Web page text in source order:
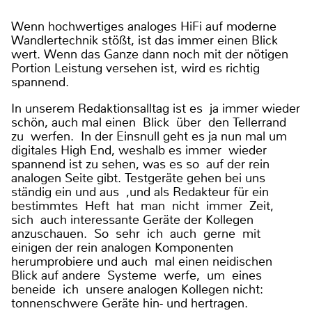
Wenn hochwertiges analoges HiFi auf moderne
Wandlertechnik stößt, ist das immer einen Blick
wert. Wenn das Ganze dann noch mit der nötigen
Portion Leistung versehen ist, wird es richtig
spannend.
In unserem Redaktionsalltag ist es ja immer wieder
schön, auch mal einen Blick über den Tellerrand
zu werfen. In der Einsnull geht es ja nun mal um
digitales High End, weshalb es immer wieder
spannend ist zu sehen, was es so auf der rein
analogen Seite gibt. Testgeräte gehen bei uns
ständig ein und aus ,und als Redakteur für ein
bestimmtes Heft hat man nicht immer Zeit,
sich auch interessante Geräte der Kollegen
anzuschauen. So sehr ich auch gerne mit
einigen der rein analogen Komponenten
herumprobiere und auch mal einen neidischen
Blick auf andere Systeme werfe, um eines
beneide ich unsere analogen Kollegen nicht:
tonnenschwere Geräte hin- und hertragen.